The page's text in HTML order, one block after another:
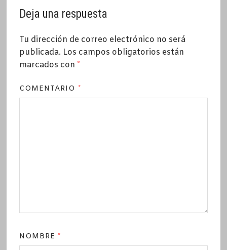
Deja una respuesta
Tu dirección de correo electrónico no será
publicada. Los campos obligatorios están
marcados con *
COMENTARIO *
NOMBRE*